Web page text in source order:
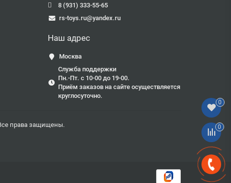
8 (931) 333-55-65
rs-toys.ru@yandex.ru
Наш адрес
Москва
Служба поддержки
Пн.-Пт. с 10-00 до 19-00.
Приём заказов на сайте осуществляется
круглосуточно.
права защищены.
0
0